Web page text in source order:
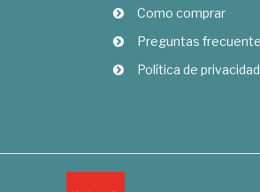
Como comprar
Preguntas
Política de privacidad